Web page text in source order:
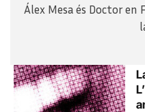
Álex Mesa és Doctor en